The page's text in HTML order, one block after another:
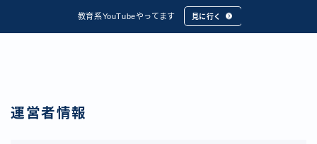
教育系YouTubeやってます 見に行く
運営者情報